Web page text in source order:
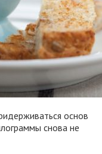
основ
снова не